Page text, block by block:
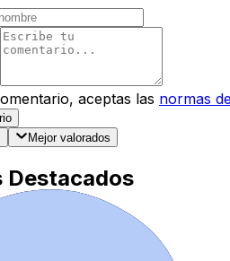
aceptas las normas
Mejor valorados
Destacados